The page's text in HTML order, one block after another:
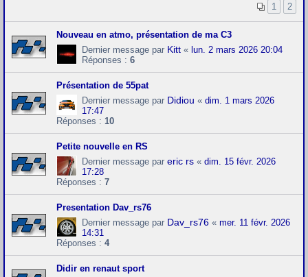
1
2
Nouveau en atmo, présentation de ma C3
Dernier message par Kitt « lun. 2 mars 2026 20:04
Réponses : 6
Présentation de 55pat
Dernier message par Didiou « dim. 1 mars 2026
17:47
Réponses : 10
Petite nouvelle en RS
Dernier message par eric rs « dim. 15 févr. 2026
17:28
Réponses : 7
Presentation Dav_rs76
Dernier message par Dav_rs76 « mer. 11 févr. 2026
14:31
Réponses : 4
Didir en renaut sport